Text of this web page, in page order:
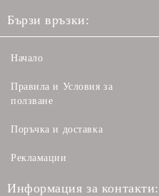
Бързи връзки:
Начало
Правила и Условия за
ползване
Поръчка и доставка
Рекламации
Информация за контакти: